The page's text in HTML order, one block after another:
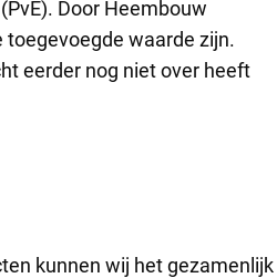
Door Heembouw
waarde zijn.
eerder nog niet over heeft
kunnen wij het gezamenlijk